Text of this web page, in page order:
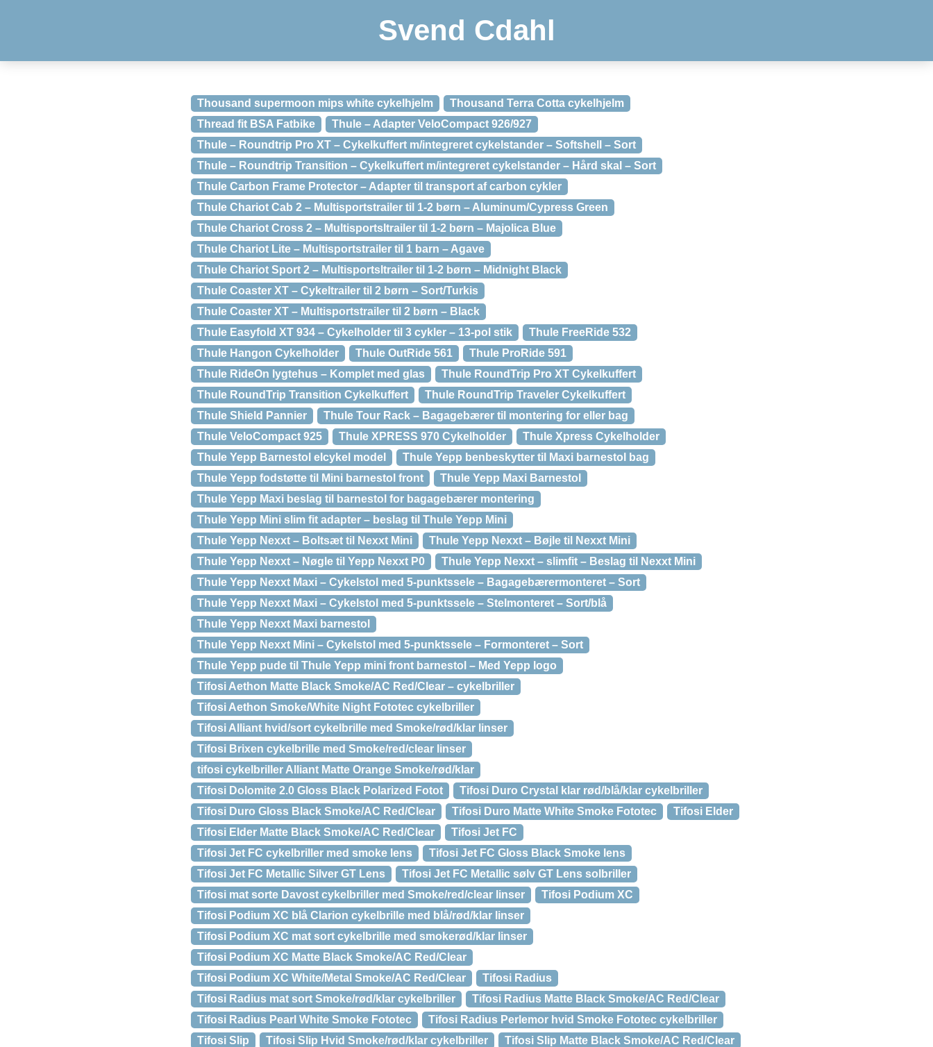
Svend Cdahl
Thousand supermoon mips white cykelhjelm
Thousand Terra Cotta cykelhjelm
Thread fit BSA Fatbike
Thule – Adapter VeloCompact 926/927
Thule – Roundtrip Pro XT – Cykelkuffert m/integreret cykelstander – Softshell – Sort
Thule – Roundtrip Transition – Cykelkuffert m/integreret cykelstander – Hård skal – Sort
Thule Carbon Frame Protector – Adapter til transport af carbon cykler
Thule Chariot Cab 2 – Multisportstrailer til 1-2 børn – Aluminum/Cypress Green
Thule Chariot Cross 2 – Multisportsltrailer til 1-2 børn – Majolica Blue
Thule Chariot Lite – Multisportstrailer til 1 barn – Agave
Thule Chariot Sport 2 – Multisportsltrailer til 1-2 børn – Midnight Black
Thule Coaster XT – Cykeltrailer til 2 børn – Sort/Turkis
Thule Coaster XT – Multisportstrailer til 2 børn – Black
Thule Easyfold XT 934 – Cykelholder til 3 cykler – 13-pol stik
Thule FreeRide 532
Thule Hangon Cykelholder
Thule OutRide 561
Thule ProRide 591
Thule RideOn lygtehus – Komplet med glas
Thule RoundTrip Pro XT Cykelkuffert
Thule RoundTrip Transition Cykelkuffert
Thule RoundTrip Traveler Cykelkuffert
Thule Shield Pannier
Thule Tour Rack – Bagagebærer til montering for eller bag
Thule VeloCompact 925
Thule XPRESS 970 Cykelholder
Thule Xpress Cykelholder
Thule Yepp Barnestol elcykel model
Thule Yepp benbeskytter til Maxi barnestol bag
Thule Yepp fodstøtte til Mini barnestol front
Thule Yepp Maxi Barnestol
Thule Yepp Maxi beslag til barnestol for bagagebærer montering
Thule Yepp Mini slim fit adapter – beslag til Thule Yepp Mini
Thule Yepp Nexxt – Boltsæt til Nexxt Mini
Thule Yepp Nexxt – Bøjle til Nexxt Mini
Thule Yepp Nexxt – Nøgle til Yepp Nexxt P0
Thule Yepp Nexxt – slimfit – Beslag til Nexxt Mini
Thule Yepp Nexxt Maxi – Cykelstol med 5-punktssele – Bagagebærermonteret – Sort
Thule Yepp Nexxt Maxi – Cykelstol med 5-punktssele – Stelmonteret – Sort/blå
Thule Yepp Nexxt Maxi barnestol
Thule Yepp Nexxt Mini – Cykelstol med 5-punktssele – Formonteret – Sort
Thule Yepp pude til Thule Yepp mini front barnestol – Med Yepp logo
Tifosi Aethon Matte Black Smoke/AC Red/Clear – cykelbriller
Tifosi Aethon Smoke/White Night Fototec cykelbriller
Tifosi Alliant hvid/sort cykelbrille med Smoke/rød/klar linser
Tifosi Brixen cykelbrille med Smoke/red/clear linser
tifosi cykelbriller Alliant Matte Orange Smoke/rød/klar
Tifosi Dolomite 2.0 Gloss Black Polarized Fotot
Tifosi Duro Crystal klar rød/blå/klar cykelbriller
Tifosi Duro Gloss Black Smoke/AC Red/Clear
Tifosi Duro Matte White Smoke Fototec
Tifosi Elder
Tifosi Elder Matte Black Smoke/AC Red/Clear
Tifosi Jet FC
Tifosi Jet FC cykelbriller med smoke lens
Tifosi Jet FC Gloss Black Smoke lens
Tifosi Jet FC Metallic Silver GT Lens
Tifosi Jet FC Metallic sølv GT Lens solbriller
Tifosi mat sorte Davost cykelbriller med Smoke/red/clear linser
Tifosi Podium XC
Tifosi Podium XC blå Clarion cykelbrille med blå/rød/klar linser
Tifosi Podium XC mat sort cykelbrille med smokerød/klar linser
Tifosi Podium XC Matte Black Smoke/AC Red/Clear
Tifosi Podium XC White/Metal Smoke/AC Red/Clear
Tifosi Radius
Tifosi Radius mat sort Smoke/rød/klar cykelbriller
Tifosi Radius Matte Black Smoke/AC Red/Clear
Tifosi Radius Pearl White Smoke Fototec
Tifosi Radius Perlemor hvid Smoke Fototec cykelbriller
Tifosi Slip
Tifosi Slip Hvid Smoke/rød/klar cykelbriller
Tifosi Slip Matte Black Smoke/AC Red/Clear